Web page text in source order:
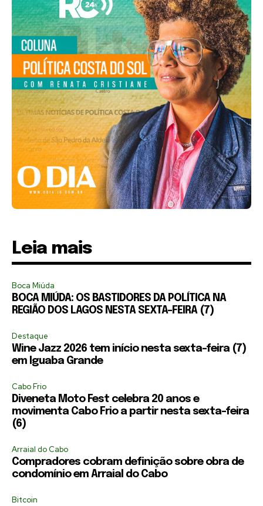
Leia mais
Boca Miúda
BOCA MIÚDA: OS BASTIDORES DA POLÍTICA NA
REGIÃO DOS LAGOS NESTA SEXTA-FEIRA (7)
Destaque
Wine Jazz 2026 tem início nesta sexta-feira (7)
em Iguaba Grande
Cabo Frio
Diveneta Moto Fest celebra 20 anos e
movimenta Cabo Frio a partir nesta sexta-feira
(6)
Arraial do Cabo
Compradores cobram definição sobre obra de
condomínio em Arraial do Cabo
Bitcoin